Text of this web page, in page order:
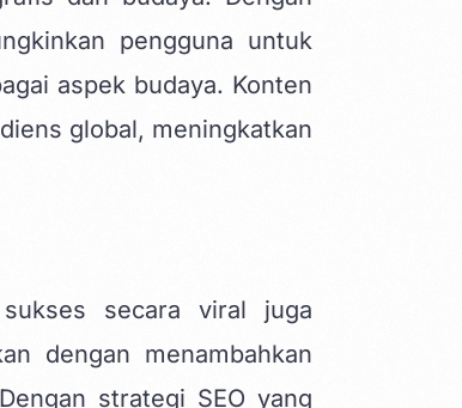
pengguna untuk
aspek budaya. Konten
global, meningkatkan
secara viral juga
dengan menambahkan
strategi SEO yang